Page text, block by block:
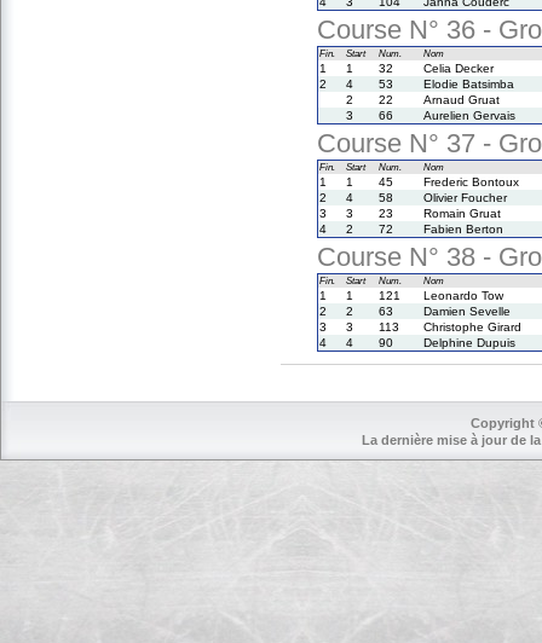
Course N° 36 -
Fin. Start Num. Nom
1 1 32
Celia Decker
2
4 53
Elodie Batsimba
2
22
Arnaud Gruat
3
66 Aurelien Gervais
Course N° 37 -
Fin. Start Num. Nom
1 1 45
Frederic Bontoux
2
4 58
Olivier Foucher
3
3 23
Romain Gruat
4
2 72 Fabien Berton
Course N° 38 -
Fin. Start Num. Nom
1 1 121
Leonardo Tow
2
2 63
Damien Sevelle
3
3 113
Christophe Girard
4
4 90 Delphine Dupuis
Copyright
La dernière mise à jour de